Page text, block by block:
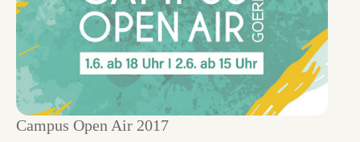
Campus Open Air 2017